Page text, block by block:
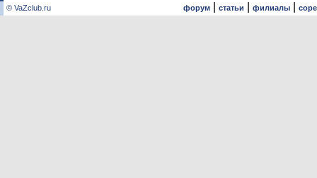
© VaZclub.ru форум| статьи филиалы|